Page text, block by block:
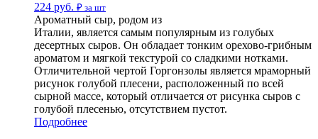
224 руб. ₽ за шт
Ароматный сыр, родом из
Италии, является самым популярным из голубых
десертных сыров. Он обладает тонким орехово-грибным
ароматом и мягкой текстурой со сладкими нотками.
Отличительной чертой Горгонзолы является мраморный
рисунок голубой плесени, расположенный по всей
сырной массе, который отличается от рисунка сыров с
голубой плесенью, отсутствием пустот.
Подробнее